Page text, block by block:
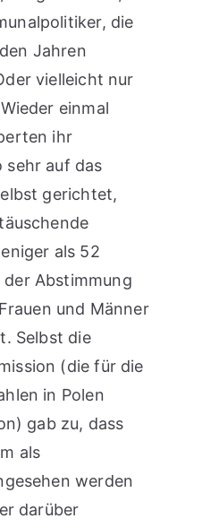
die
Jahren
vielleicht nur
einmal
ihr
sehr auf das
gerichtet,
als 52
Abstimmung
und Männer
Selbst die
(die für die
in Polen
gab zu, dass
als
werden
darüber